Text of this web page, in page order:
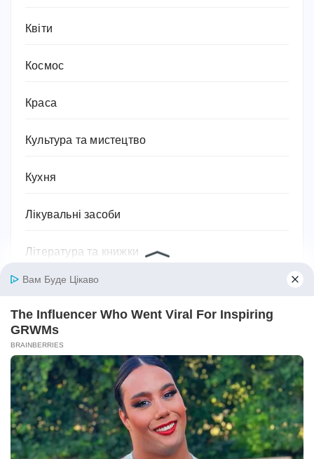
Квіти
Космос
Краса
Культура та мистецтво
Кухня
Лікувальні засоби
Література та книжки
Людина
Магія, хіромантія, езотерика, таро, містика
Міфи та легенди
Мотивація для спорту